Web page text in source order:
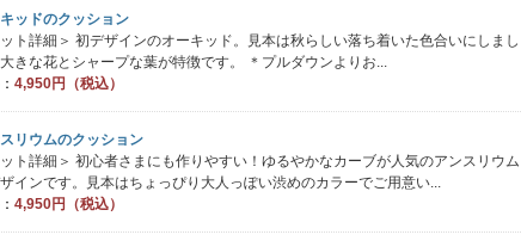
ッドのクッション
ット詳細＞ 初デザインのオーキッド。見本は秋らしい落ち着いた色合いにしまし
きな花とシャープな葉が特徴です。 ＊プルダウンよりお...
4,950円（税込）
リウムのクッション
ット詳細＞ 初心者さまにも作りやすい！ゆるやかなカーブが人気のアンスリウム
インです。見本はちょっぴり大人っぽい渋めのカラーでご用意い...
4,950円（税込）